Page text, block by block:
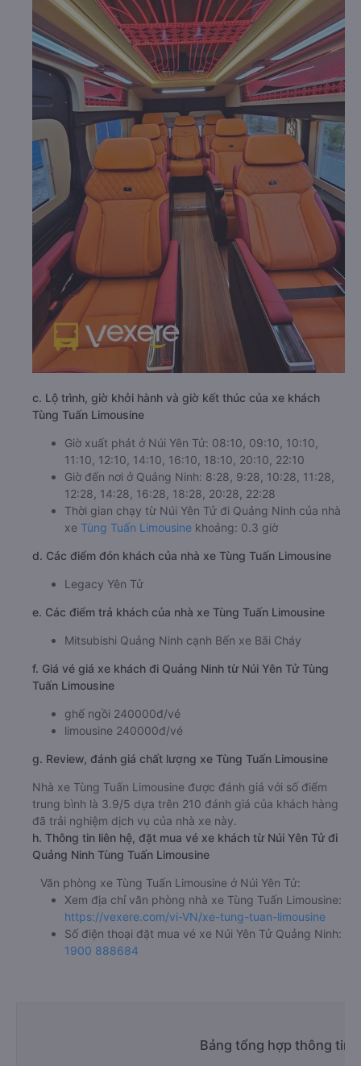
c. Lộ trình, giờ khởi hành và giờ kết thúc của xe khách
Tùng Tuấn Limousine
Giờ xuất phát ở Núi Yên Tử: 08:10, 09:10, 10:10,
11:10, 12:10, 14:10, 16:10, 18:10, 20:10, 22:10
Giờ đến nơi ở Quảng Ninh: 8:28, 9:28, 10:28, 11:28,
12:28, 14:28, 16:28, 18:28, 20:28, 22:28
Thời gian chạy từ Núi Yên Tử đi Quảng Ninh của nhà
xe Tùng Tuấn Limousine khoảng: 0.3 giờ
d. Các điểm đón khách của nhà xe Tùng Tuấn Limousine
Legacy Yên Tử
e. Các điểm trả khách của nhà xe Tùng Tuấn Limousine
Mitsubishi Quảng Ninh cạnh Bến xe Bãi Cháy
f. Giá vé giá xe khách đi Quảng Ninh từ Núi Yên Tử Tùng
Tuấn Limousine
ghế ngồi 240000đ/vé
limousine 240000đ/vé
g. Review, đánh giá chất lượng xe Tùng Tuấn Limousine
Nhà xe Tùng Tuấn Limousine được đánh giá với số điểm
trung bình là 3.9/5 dựa trên 210 đánh giá của khách hàng
đã trải nghiệm dịch vụ của nhà xe này.
h. Thông tin liên hệ, đặt mua vé xe khách từ Núi Yên Tử đi
Quảng Ninh Tùng Tuấn Limousine
Văn phòng xe Tùng Tuấn Limousine ở Núi Yên Tử:
Xem địa chỉ văn phòng nhà xe Tùng Tuấn Limousine:
https://vexere.com/vi-VN/xe-tung-tuan-limousine
Số điện thoại đặt mua vé xe Núi Yên Tử Quảng Ninh:
1900 888684
Bảng tổng hợp thông tin